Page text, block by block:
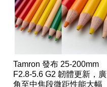
Tamron 發布 25-200mm
F2.8-5.6 G2 韌體更新，廣
角至中焦段微距性能大幅